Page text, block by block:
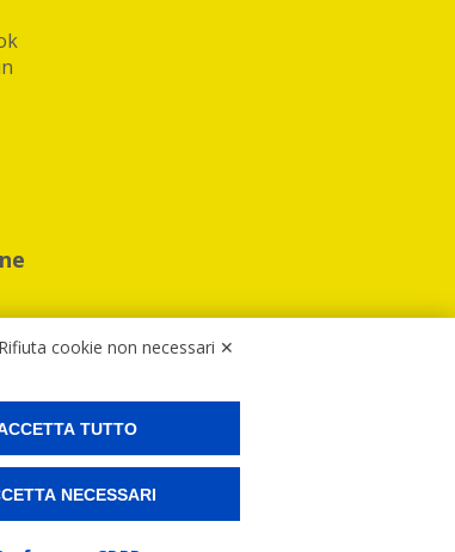
i tuoi pacchi.
Rifiuta cookie non necessari ✕
TUTTO
NECESSARI